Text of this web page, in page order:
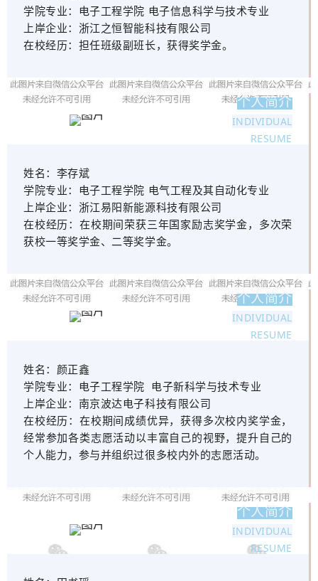
学院专业： 电子工程学院 电子信息科学与技术专业
上岸企业： 浙江之恒智能科技有限公司
在校经历： 担任班级副班长，获得奖学金。
个人简介
INDIVIDUAL
RESUME
姓名： 李存斌
学院专业： 电子工程学院 电气工程及其自动化专业
上岸企业： 浙江易阳新能源科技有限公司
在校经历：在校期间荣获三年国家励志奖学金，多次荣
获校一等奖学金、二等奖学金。
个人简介
INDIVIDUAL
RESUME
姓名： 颜正鑫
学院专业： 电子工程学院 电子新科学与技术专业
上岸企业： 南京波达电子科技有限公司
在校经历：在校期间成绩优异，获得多次校内奖学金，
经常参加各类志愿活动以丰富自己的视野，提升自己的
个人能力，参与并组织过很多校内外的志愿活动。
个人简介
INDIVIDUAL
RESUME